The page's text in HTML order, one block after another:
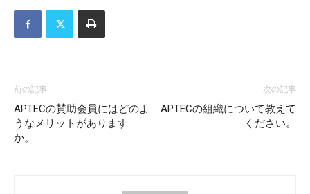
前の記事
APTECの賛助会員にはどのよ
うなメリットがあります
か。
次の記事
APTECの組織について教えて
ください。